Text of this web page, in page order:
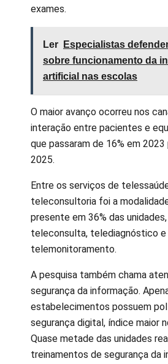
exames.
Ler
Especialistas
sobre funcionamento da
artificial nas escolas
O maior avanço ocorreu nos
interação entre pacientes e
que passaram de 16% em 2023
2025.
Entre os serviços de
teleconsultoria foi a
presente em 36% das
teleconsulta, telediagnóstico e
telemonitoramento.
A pesquisa também chama
segurança da informação.
estabelecimentos possuem
segurança digital, índice maior
Quase metade das unidades
treinamentos de segurança da